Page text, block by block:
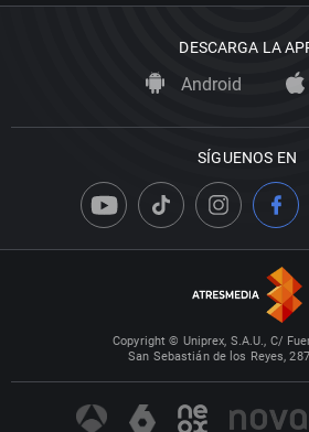
DESCARGA LA
Android
SÍGUENOS EN
Copyright © Uniprex, S.A.U., C/
San Sebastián de los Reyes,